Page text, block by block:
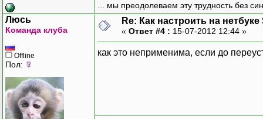
... мы преодолеваем эту трудность без
Люсь
Команда клуба
Offline
Пол:
Re: Как настроить на
« Ответ #4 : 15-07-2012 12:44 »
как это неприменима, если до